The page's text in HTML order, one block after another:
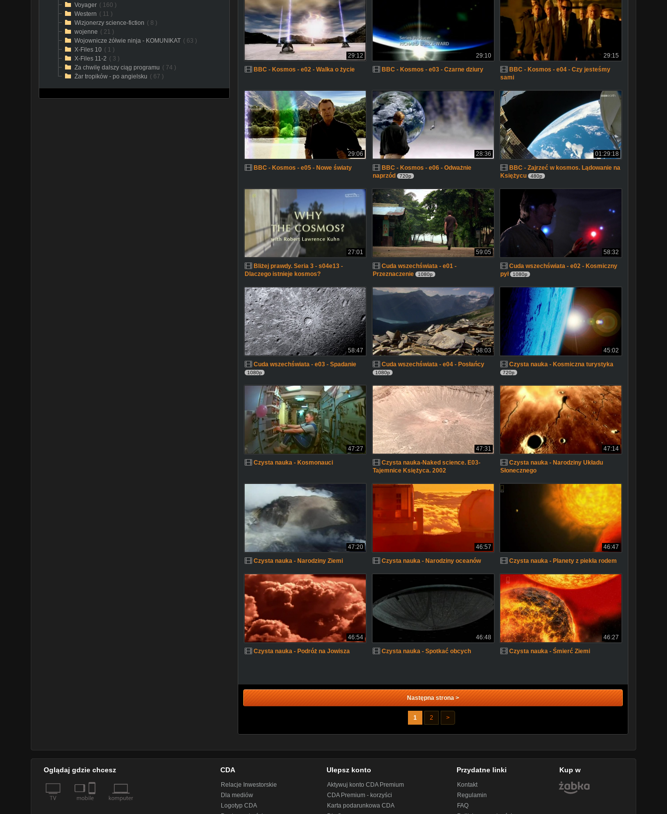
Voyager ( 160 )
Western ( 11 )
Wizjonerzy science-fiction ( 8 )
wojenne ( 21 )
Wojownicze żółwie ninja - KOMUNIKAT ( 63 )
X-Files 10 ( 1 )
X-Files 11-2 ( 3 )
Za chwilę dalszy ciąg programu ( 74 )
Żar tropików - po angielsku ( 67 )
29:12
BBC - Kosmos - e02 - Walka o życie
29:10
BBC - Kosmos - e03 - Czarne dziury
29:15
BBC - Kosmos - e04 - Czy jesteśmy
sami
29:06
BBC - Kosmos - e05 - Nowe światy
28:36
BBC - Kosmos - e06 - Odważnie
naprzód
720p
01:29:18
BBC - Zajrzeć w kosmos. Lądowanie na
Księżycu
480p
27:01
Bliżej prawdy. Seria 3 - s04e13 -
Dlaczego istnieje kosmos?
59:05
Cuda wszechświata - e01 -
Przeznaczenie
1080p
58:32
Cuda wszechświata - e02 - Kosmiczny
pył
1080p
58:47
Cuda wszechświata - e03 - Spadanie
1080p
58:03
Cuda wszechświata - e04 - Posłańcy
1080p
45:02
Czysta nauka - Kosmiczna turystyka
720p
47:27
Czysta nauka - Kosmonauci
47:31
Czysta nauka-Naked science. E03-
Tajemnice Księżyca. 2002
47:14
Czysta nauka - Narodziny Układu
Słonecznego
47:20
Czysta nauka - Narodziny Ziemi
46:57
Czysta nauka - Narodziny oceanów
46:47
Czysta nauka - Planety z piekła rodem
46:54
Czysta nauka - Podróż na Jowisza
46:48
Czysta nauka - Spotkać obcych
46:27
Czysta nauka - Śmierć Ziemi
Następna strona >
1 2 >
Oglądaj gdzie chcesz CDA
Relacje Inwestorskie
Dla mediów
Logotyp CDA
Ulepsz konto
Aktywuj konto CDA Premium
CDA Premium - korzyści
Karta podarunkowa CDA
Przydatne linki
Kontakt
Regulamin
FAQ
Kup w